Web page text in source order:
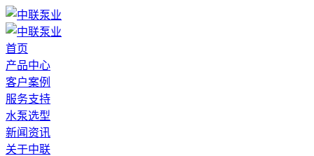
首页
产品中心
客户案例
服务支持
水泵选型
新闻资讯
关于中联